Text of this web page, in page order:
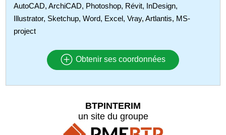
AutoCAD, ArchiCAD, Photoshop, Révit, InDesign,
Illustrator, Sketchup, Word, Excel, Vray, Artlantis, MS-
project
Obtenir ses coordonnées
BTPINTERIM
un site du groupe